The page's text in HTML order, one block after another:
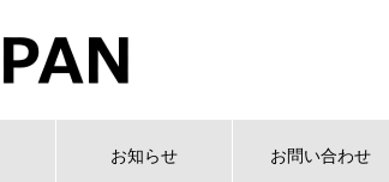
お知らせ お問い合わせ